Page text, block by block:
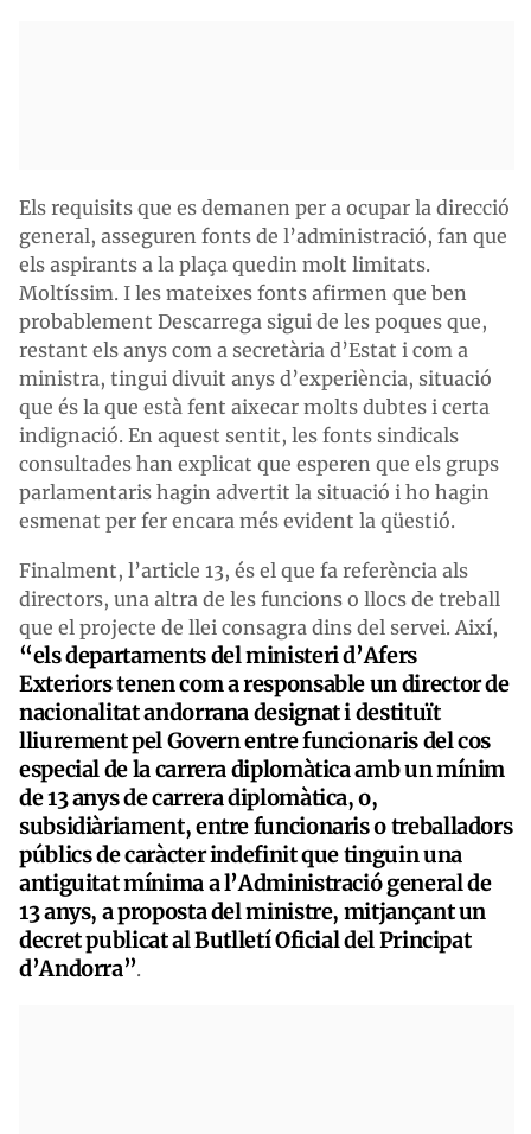
Els requisits que es demanen per a ocupar la direcció
general, asseguren fonts de l’administració, fan que
els aspirants a la plaça quedin molt limitats.
Moltíssim. I les mateixes fonts afirmen que ben
probablement Descarrega sigui de les poques que,
restant els anys com a secretària d’Estat i com a
ministra, tingui divuit anys d’experiència, situació
que és la que està fent aixecar molts dubtes i certa
indignació. En aquest sentit, les fonts sindicals
consultades han explicat que esperen que els grups
parlamentaris hagin advertit la situació i ho hagin
esmenat per fer encara més evident la qüestió.
Finalment, l’article 13, és el que fa referència als
directors, una altra de les funcions o llocs de treball
que el projecte de llei consagra dins del servei. Així,
“els departaments del ministeri d’Afers
Exteriors tenen com a responsable un director de
nacionalitat andorrana designat i destituït
lliurement pel Govern entre funcionaris del cos
especial de la carrera diplomàtica amb un mínim
de 13 anys de carrera diplomàtica, o,
subsidiàriament, entre funcionaris o treballadors
públics de caràcter indefinit que tinguin una
antiguitat mínima a l’Administració general de
13 anys, a proposta del ministre, mitjançant un
decret publicat al Butlletí Oficial del Principat
d’Andorra”.